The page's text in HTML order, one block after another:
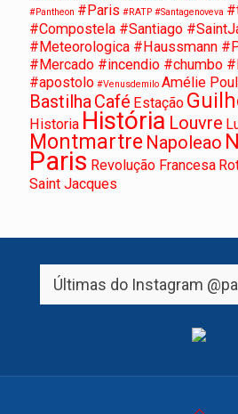
#Pantheon #Paris #RATP #Santagenoveva
#Compostela #Santiago
#Meteorologica #Haussmann
#Mercado #incendio #chumbo
#apostolo #Venusdemilo Amélie
Bastilha Café Estação
Historia História Louvre
Montmartre Napoleao
Paris Revolução Francesa
Saint Jacques
Últimas do Instagram